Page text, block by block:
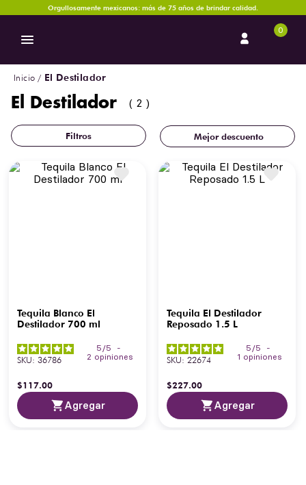
Orgullosamente mexicanos: más de 75 años de brindar calidad.
0
El Destilador
El Destilador 2
Mejor descuento
Tequila Blanco El
Destilador 700 ml
5 /5
-
2 opiniones
SKU: 36786
$117.00
Agregar
Tequila El Destilador
Reposado 1.5 L
5 /5
-
1 opiniones
SKU: 22674
$227.00
Agregar